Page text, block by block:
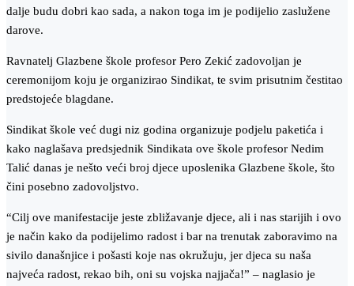
dalje budu dobri kao sada, a nakon toga im je podijelio zaslužene
darove.
Ravnatelj Glazbene škole profesor Pero Zekić zadovoljan je
ceremonijom koju je organizirao Sindikat, te svim prisutnim čestitao
predstojeće blagdane.
Sindikat škole već dugi niz godina organizuje podjelu paketića i
kako naglašava predsjednik Sindikata ove škole profesor Nedim
Talić danas je nešto veći broj djece uposlenika Glazbene škole, što
čini posebno zadovoljstvo.
“Cilj ove manifestacije jeste zbližavanje djece, ali i nas starijih i ovo
je način kako da podijelimo radost i bar na trenutak zaboravimo na
sivilo današnjice i pošasti koje nas okružuju, jer djeca su naša
najveća radost, rekao bih, oni su vojska najjača!” – naglasio je